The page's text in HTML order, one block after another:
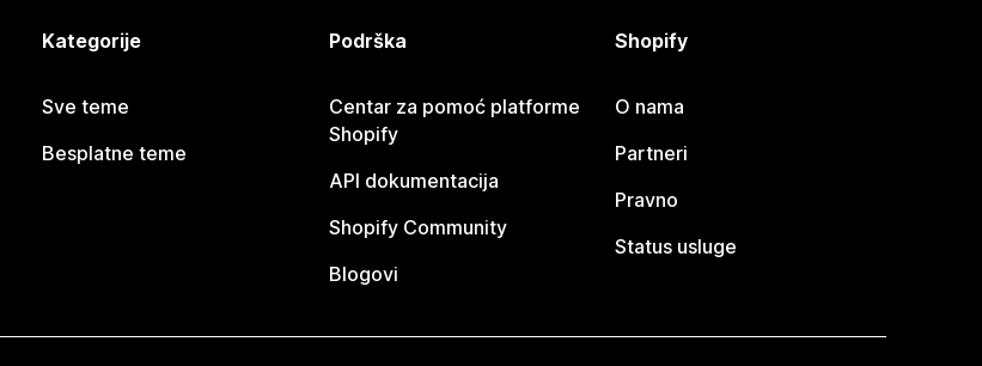
Kategorije
Sve teme
Besplatne teme
Podrška
Centar za pomoć platforme
Shopify
API dokumentacija
Shopify Community
Blogovi
Shopify
O nama
Partneri
Pravno
Status usluge